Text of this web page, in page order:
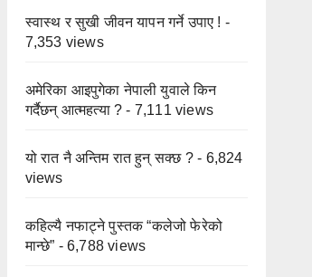
स्वास्थ र सुखी जीवन यापन गर्ने उपाए ! -
7,353 views
अमेरिका आइपुगेका नेपाली युवाले किन
गर्दैछन् आत्महत्या ? - 7,111 views
यो रात नै अन्तिम रात हुन् सक्छ ?- 6,824
views
कहिल्यै नफाट्ने पुस्तक “कलेजो फेरेको
मान्छे” - 6,788 views